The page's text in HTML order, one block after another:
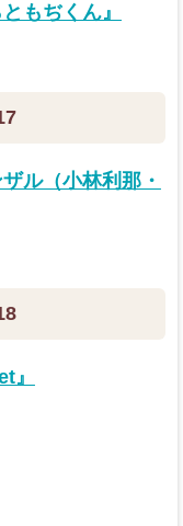
もぢくん』
ル（小林利那・
』